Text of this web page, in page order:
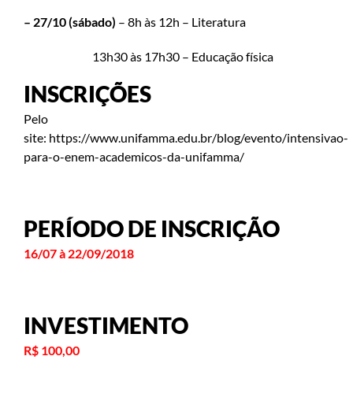
– 27/10 (sábado) – 8h às 12h – Literatura
13h30 às 17h30 – Educação física
INSCRIÇÕES
Pelo
site: https://www.unifamma.edu.br/blog/evento/intensivao-
para-o-enem-academicos-da-unifamma/
PERÍODO DE INSCRIÇÃO
16/07 à 22/09/2018
INVESTIMENTO
R$ 100,00